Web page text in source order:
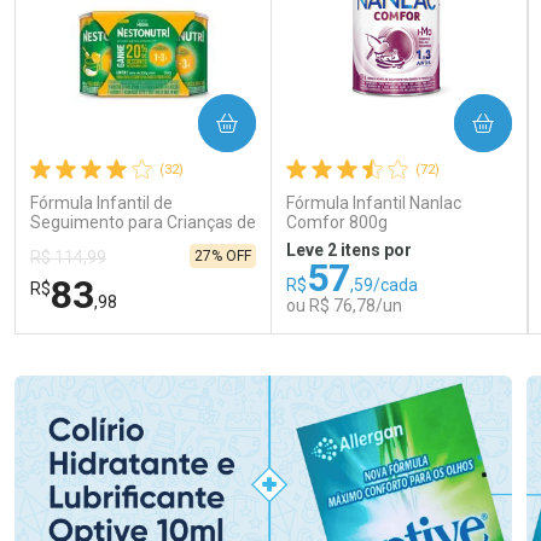
(32)
Fórmula Infantil de
Seguimento para Crianças de
Primeira Infância Nestonutri
2 Unidades de 800g cada
R$ 114,99
R$83,98
27% OFF
COMPRAR
(72)
Fórmula Infantil Nanlac
Comfor 800g
Leve 2 itens por
R$57,59/cada
ou R$ 76,78/un
COMPRAR
Laboratório
Por Menos